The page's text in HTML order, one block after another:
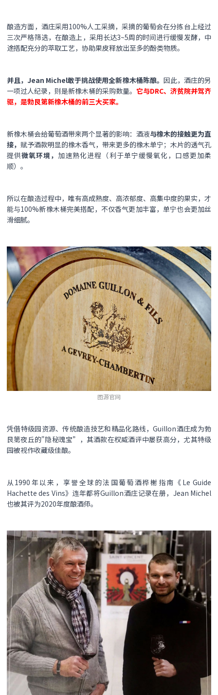
酿造方面，酒庄采用100%人工采摘，采摘的葡萄会在分拣台上经过
三次严格筛选，在酿造上，采用长达3~5周的时间进行缓慢发酵，中
途搭配充分的萃取工艺，协助果皮释放出至多的酚类物质。
并且，Jean Michel敢于挑战使用全新橡木桶陈酿。 因此，酒庄的另
一项过人纪录，则是新橡木桶的采购数量。 它与DRC、济贫院并驾齐
驱，是勃艮第新橡木桶的前三大买家。
新橡木桶会给葡萄酒带来两个显著的影响：酒液与橡木的接触更为直
接， 赋予酒款明显的橡木香气，带来更多的橡木单宁；木片的透气孔
提供微氧环境， 加速熟化进程（利于单宁缓慢氧化，口感更加柔
顺）。
所以在酿造过程中，唯有高成熟度、高浓郁度、高集中度的果实，才
能与100%新橡木桶完美搭配，不仅香气更加丰富，单宁也会更加丝
滑细腻。
图源官网
凭借特级园资源、传统酿造技艺和精品化路线，Guillon酒庄成为勃
艮第夜丘的"隐秘瑰宝”，其酒款在权威酒评中屡获高分，尤其特级
园被视作收藏级佳酿。
从1990年以来，享誉全球的法国葡萄酒桦榭指南《Le Guide
Hachette des Vins》连年都将Guillon酒庄记录在册，Jean Michel
也被其评为2020年度酿酒师。